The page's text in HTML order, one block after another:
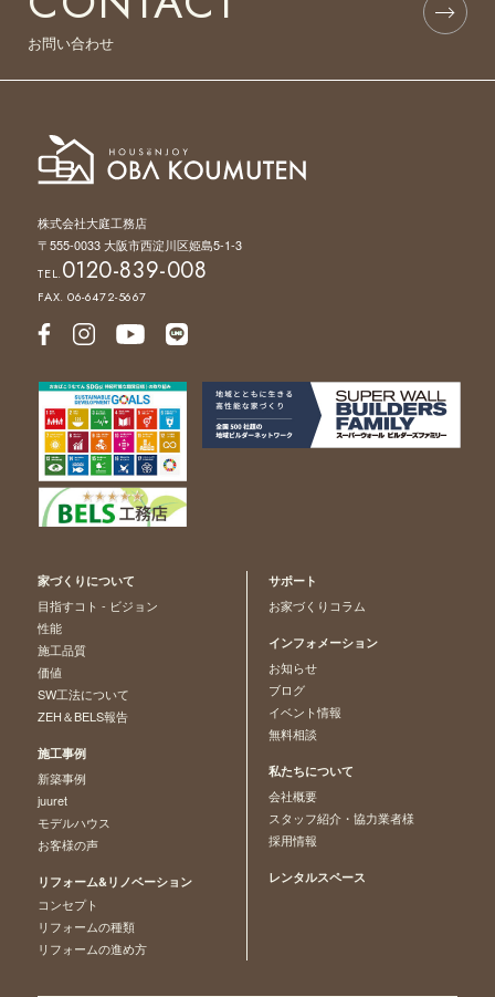
お問い合わせ
株式会社大庭工務店
〒555-0033 大阪市西淀川区姫島5-1-3
TEL.0120-839-008
FAX. 06-6472-5667
家づくりについて
目指すコト - ビジョン
性能
施工品質
価値
SW工法について
ZEH＆BELS報告
施工事例
新築事例
juuret
モデルハウス
お客様の声
リフォーム&リノベーション
コンセプト
リフォームの種類
リフォームの進め方
サポート
お家づくりコラム
インフォメーション
お知らせ
ブログ
イベント情報
無料相談
私たちについて
会社概要
スタッフ紹介・協力業者様
採用情報
レンタルスペース